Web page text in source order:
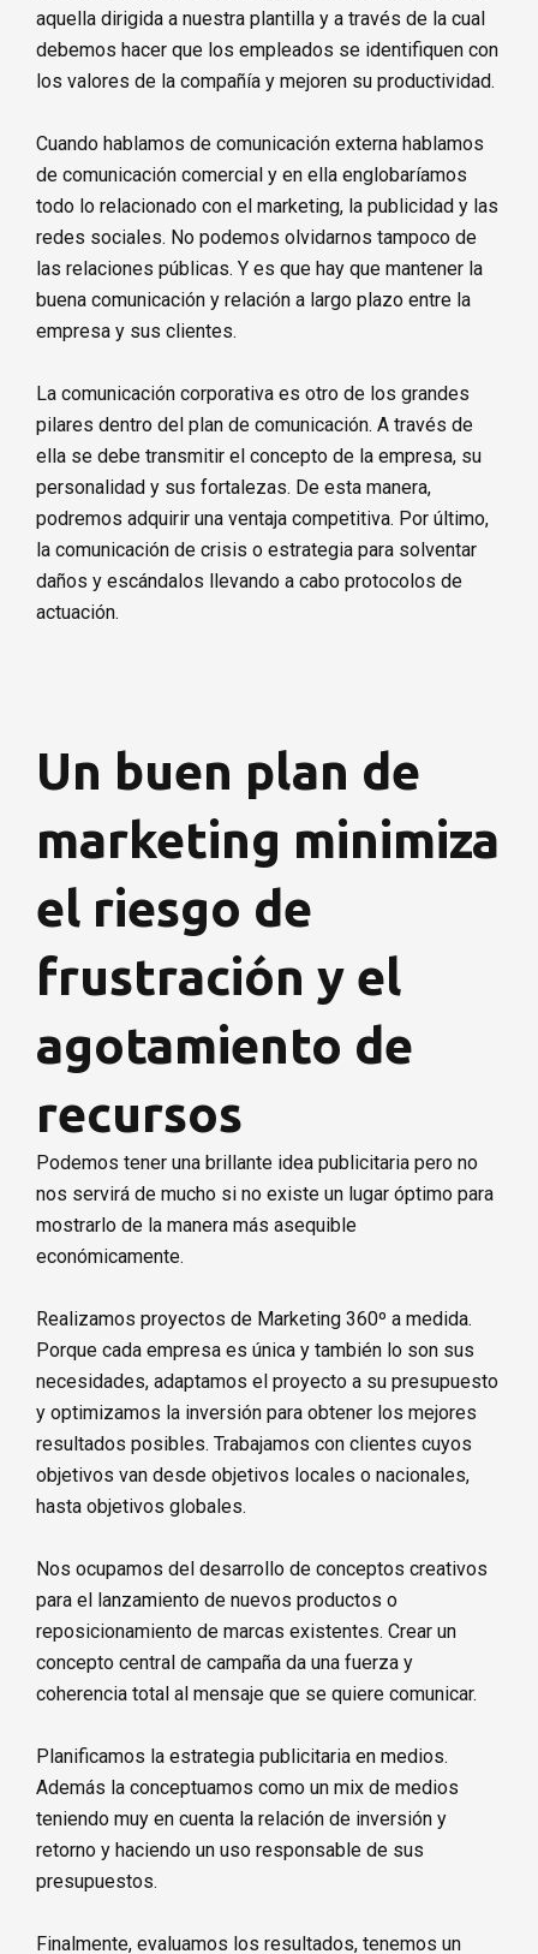
aquella dirigida a nuestra plantilla y a través de la cual
debemos hacer que los empleados se identifiquen con
los valores de la compañía y mejoren su productividad.
Cuando hablamos de comunicación externa hablamos
de comunicación comercial y en ella englobaríamos
todo lo relacionado con el marketing, la publicidad y las
redes sociales. No podemos olvidarnos tampoco de
las relaciones públicas. Y es que hay que mantener la
buena comunicación y relación a largo plazo entre la
empresa y sus clientes.
La comunicación corporativa es otro de los grandes
pilares dentro del plan de comunicación. A través de
ella se debe transmitir el concepto de la empresa, su
personalidad y sus fortalezas. De esta manera,
podremos adquirir una ventaja competitiva. Por último,
la comunicación de crisis o estrategia para solventar
daños y escándalos llevando a cabo protocolos de
actuación.
Un buen plan de
marketing minimiza
el riesgo de
frustración y el
agotamiento de
recursos
Podemos tener una brillante idea publicitaria pero no
nos servirá de mucho si no existe un lugar óptimo para
mostrarlo de la manera más asequible
económicamente.
Realizamos proyectos de Marketing 360º a medida.
Porque cada empresa es única y también lo son sus
necesidades, adaptamos el proyecto a su presupuesto
y optimizamos la inversión para obtener los mejores
resultados posibles. Trabajamos con clientes cuyos
objetivos van desde objetivos locales o nacionales,
hasta objetivos globales.
Nos ocupamos del desarrollo de conceptos creativos
para el lanzamiento de nuevos productos o
reposicionamiento de marcas existentes. Crear un
concepto central de campaña da una fuerza y
coherencia total al mensaje que se quiere comunicar.
Planificamos la estrategia publicitaria en medios.
Además la conceptuamos como un mix de medios
teniendo muy en cuenta la relación de inversión y
retorno y haciendo un uso responsable de sus
presupuestos.
Finalmente, evaluamos los resultados, tenemos un